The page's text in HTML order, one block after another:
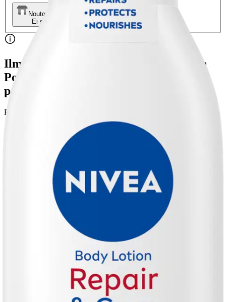
Nouto myymälästä
Ei saatavilla
Toimitus
Ei saatavilla
Ilmainen toimitus yli 100 €:n tilauksille
Postin pakettiautomaattiin tai
palvelupisteeseen!
Etu ei koske Suuri‑lisäpalvelulla toimitettavia tuotteita.
Tarkista myymäläsaatavuus
Tuotekuvaus
NIVEA Repair & Care Body Lotion -vartaloemulsio sisältää 10%
yhdistelmän glyseriiniä, B5-provitamiinia ja niasiiniamidia,
rauhoittaa välittömästi kutisevaa tunnetta iholla. Vahvistaa ihon
suojakerrosta ehkäisemään ihon kuivumista. Syväkosteuttaa ihoa 72
tuntia. Sopii erittäin kuivalle iholle. Dermatologisesti testattu.